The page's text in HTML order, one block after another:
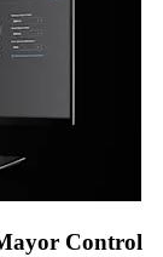
Control